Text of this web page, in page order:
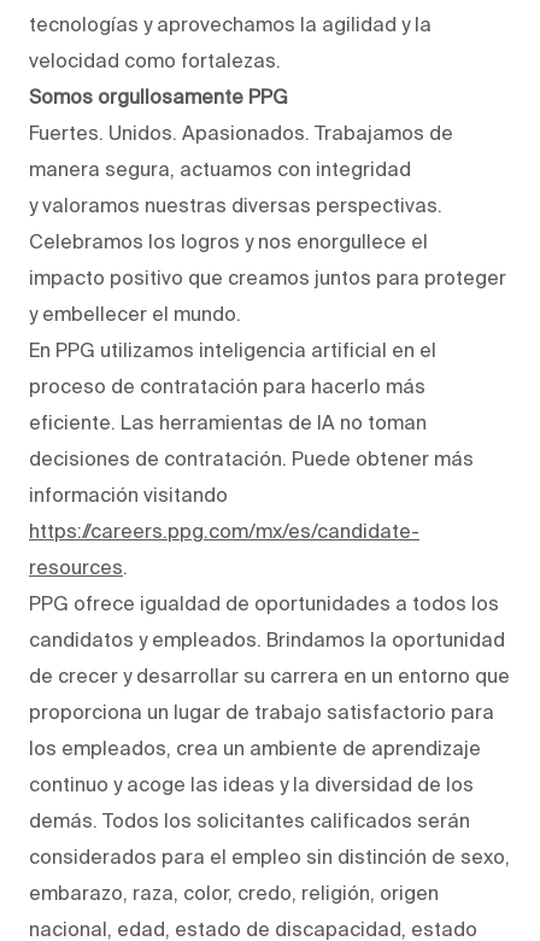
tecnologías y aprovechamos la agilidad y la
velocidad como fortalezas.
Somos orgullosamente PPG
Fuertes. Unidos. Apasionados. Trabajamos de
manera segura, actuamos con integridad
y valoramos nuestras diversas perspectivas.
Celebramos los logros y nos enorgullece el
impacto positivo que creamos juntos para proteger
y embellecer el mundo.
En PPG utilizamos inteligencia artificial en el
proceso de contratación para hacerlo más
eficiente. Las herramientas de IA no toman
decisiones de contratación. Puede obtener más
información visitando
https://careers.ppg.com/mx/es/candidate-
resources.
PPG ofrece igualdad de oportunidades a todos los
candidatos y empleados. Brindamos la oportunidad
de crecer y desarrollar su carrera en un entorno que
proporciona un lugar de trabajo satisfactorio para
los empleados, crea un ambiente de aprendizaje
continuo y acoge las ideas y la diversidad de los
demás. Todos los solicitantes calificados serán
considerados para el empleo sin distinción de sexo,
embarazo, raza, color, credo, religión, origen
nacional, edad, estado de discapacidad, estado